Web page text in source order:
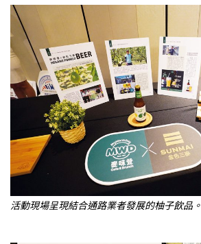
活動現場呈現結合通路業者發展的柚子飲品。